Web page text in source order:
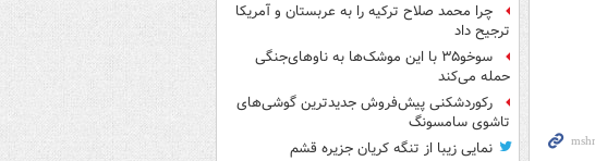
چرا محمد صلاح ترکیه را به عربستان و آمریکا
ترجیح داد
سوخو۳۵ با این موشک‌ها به ناوهای‌جنگی
حمله می‌کند
رکوردشکنی پیش‌فروش جدیدترین گوشی‌های
تاشوی سامسونگ
نمایی زیبا از تنگه کریان جزیره قشم